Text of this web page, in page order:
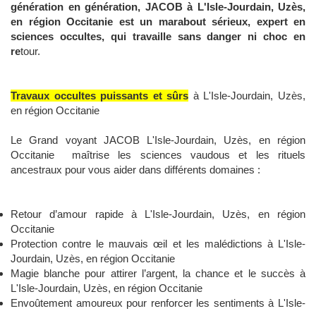
génération en génération, JACOB à L'Isle-Jourdain, Uzès,
en région Occitanie est un marabout sérieux, expert en
sciences occultes, qui travaille sans danger ni choc en
retour.
Travaux occultes puissants et sûrs à L'Isle-Jourdain, Uzès,
en région Occitanie
Le Grand voyant JACOB L'Isle-Jourdain, Uzès, en région
Occitanie maîtrise les sciences vaudous et les rituels
ancestraux pour vous aider dans différents domaines :
Retour d’amour rapide à L'Isle-Jourdain, Uzès, en région
Occitanie
Protection contre le mauvais œil et les malédictions à L'Isle-
Jourdain, Uzès, en région Occitanie
Magie blanche pour attirer l’argent, la chance et le succès à
L'Isle-Jourdain, Uzès, en région Occitanie
Envoûtement amoureux pour renforcer les sentiments à L'Isle-